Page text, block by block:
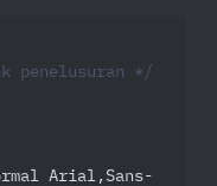
penelusuran */
Arial,Sans-